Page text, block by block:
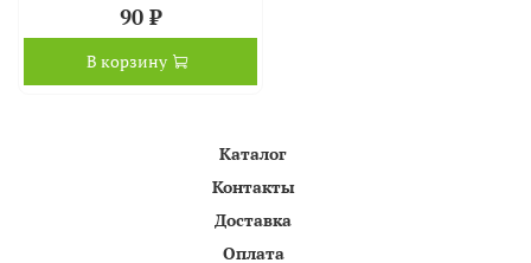
90 ₽
В корзину
Каталог
Контакты
Доставка
Оплата